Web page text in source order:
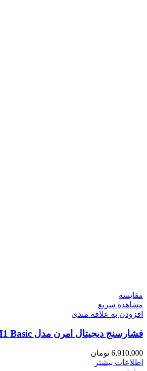
مقایسه
مشاهده سریع
افزودن به علاقه مندی
فشارسنج دیجیتال امرن مدل M1 Basic با ادابتور
6,910,000 تومان
اطلاعات بیشتر